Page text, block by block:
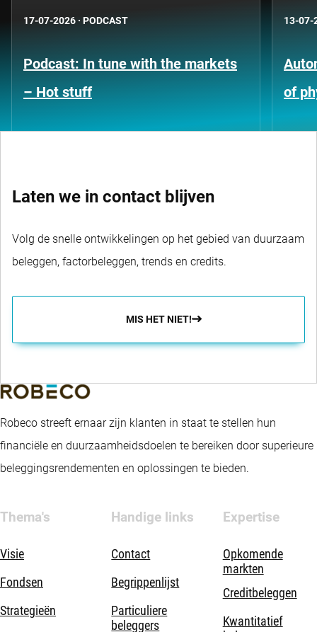
17-07-2026 · PODCAST
Podcast: In tune with the markets
– Hot stuff
13-07-
of
Laten we in contact blijven
Volg de snelle ontwikkelingen op het gebied van duurzaam
beleggen, factorbeleggen, trends en credits.
MIS HET NIET!
Robeco streeft ernaar zijn klanten in staat te stellen hun
financiële en duurzaamheidsdoelen te bereiken door superieure
beleggingsrendementen en oplossingen te bieden.
Thema's
Visie
Fondsen
Strategieën
Handige links
Contact
Begrippenlijst
Particuliere
beleggers
Expertise
Opkomende
markten
Creditbeleggen
Kwantitatief